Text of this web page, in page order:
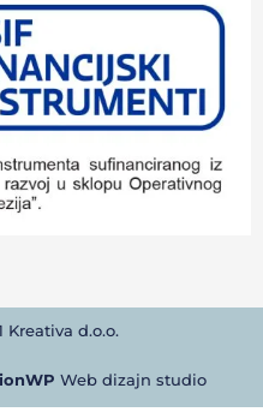
Kreativa d.o.o.
Web dizajn studio